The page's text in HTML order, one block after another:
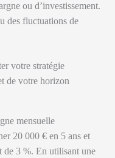
ou d’investissement.
des fluctuations de
votre stratégie
de votre horizon
mensuelle
20 000 € en 5 ans et
de 3 %. En utilisant une